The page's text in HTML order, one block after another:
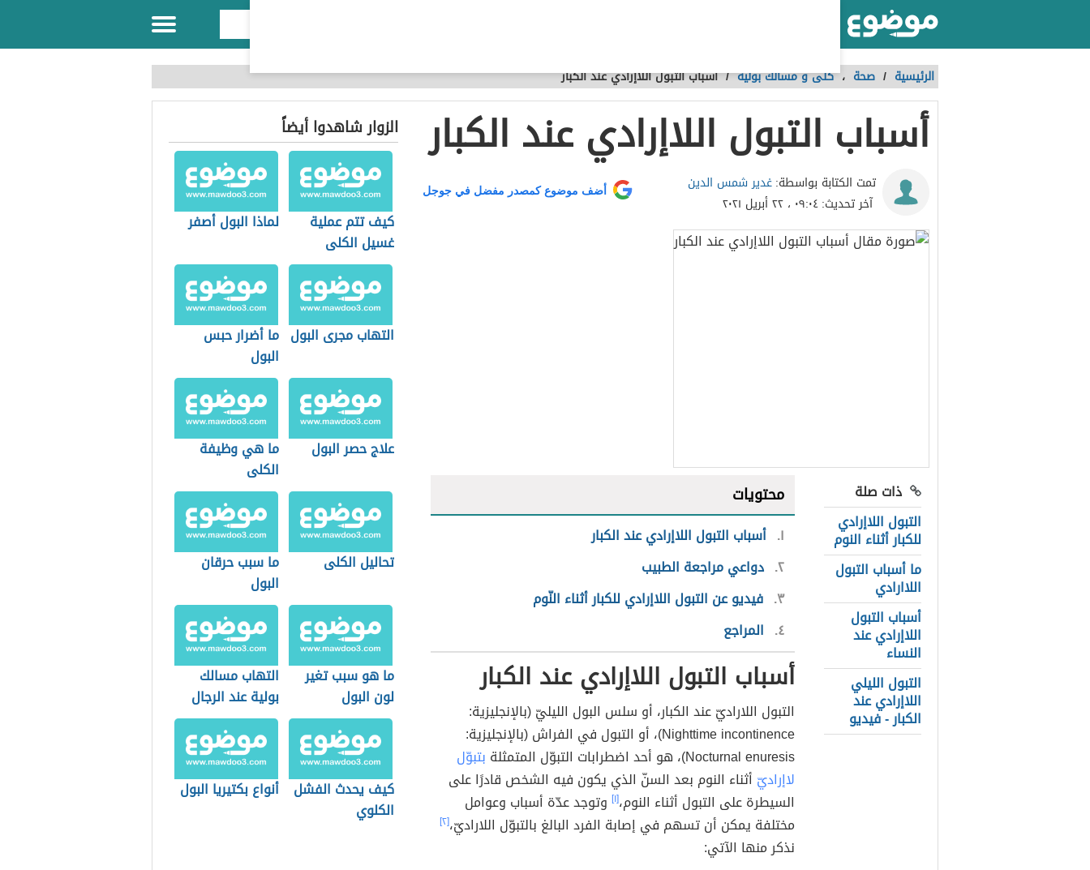
الرئيسية / صحة ،كلى و مسالك بولية /أسباب التبول اللاإرادي عند الكبار
أسباب التبول اللاإرادي عند الكبار
تمت الكتابة بواسطة:غدير شمس الدين
آخر تحديث:٠٩:٠٤ ، ٢٢ أبريل ٢٠٢١
أضف موضوع كمصدر مفضل في جوجل
ذات صلة
التبول اللاإرادي
للكبار أثناء النوم
ما أسباب التبول
اللاارادي
أسباب التبول
اللاإرادي عند
النساء
التبول الليلي
اللاإرادي عند
الكبار - فيديو
محتويات
١ أسباب التبول اللاإرادي عند الكبار
٢ دواعي مراجعة الطبيب
٣ فيديو عن التبول اللاإرادي للكبار أثناء النّوم
٤ المراجع
أسباب التبول اللاإرادي عند الكبار
التبول اللاراديّ عند الكبار، أو سلس البول الليليّ (بالإنجليزية:
Nighttime incontinence)، أو التبول في الفراش (بالإنجليزية:
Nocturnal enuresis)، هو أحد اضطرابات التبوّل المتمثلة
بتبوّل
لاإراديّ أثناء النوم بعد السنّ الذي يكون فيه الشخص قادرًا على
السيطرة على التبول أثناء النوم،[١] وتوجد عدّة أسباب وعوامل
مختلفة يمكن أن تسهم في إصابة الفرد البالغ بالتبوّل اللاراديّ،[٢]
نذكر منها الآتي:
الزوار شاهدوا أيضاً
كيف تتم عملية
غسيل الكلى
لماذا البول أصفر
التهاب مجرى البول ما أضرار حبس
البول
علاج حصر البول
ما هي وظيفة
الكلى
تحاليل الكلى
ما سبب حرقان
البول
ما هو سبب تغير
لون البول
التهاب مسالك
بولية عند الرجال
كيف يحدث الفشل
الكلوي
أنواع بكتيريا البول